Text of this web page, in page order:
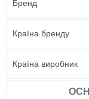
Бренд
Країна бренду
Країна виробник